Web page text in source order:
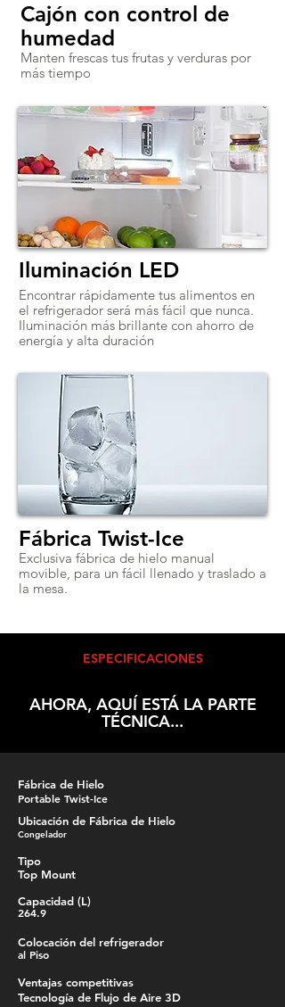
Cajón con control de
humedad
Manten frescas tus frutas y verduras por
más tiempo
Iluminación LED
Encontrar rápidamente tus alimentos en
el refrigerador será más fácil que nunca.
Iluminación más brillante con ahorro de
energía y alta duración
Fábrica Twist-Ice
Exclusiva fábrica de hielo manual
movible, para un fácil llenado y traslado a
la mesa.
ESPECIFICACIONES
AHORA, AQUÍ ESTÁ LA PARTE
TÉCNICA...
Fábrica de Hielo
Portable Twist-Ice
Ubicación de Fábrica de Hielo
Congelador
Tipo
Top Mount
Capacidad (L)
264.9
Colocación del refrigerador
al Piso
Ventajas competitivas
Tecnología de Flujo de Aire 3D